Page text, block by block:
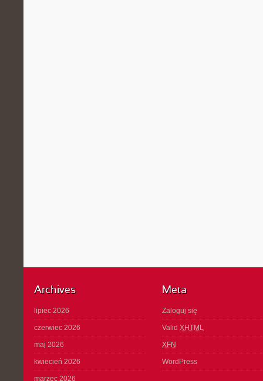
Archives
lipiec 2026
czerwiec 2026
maj 2026
kwiecień 2026
marzec 2026
Meta
Zaloguj się
Valid XHTML
XFN
WordPress